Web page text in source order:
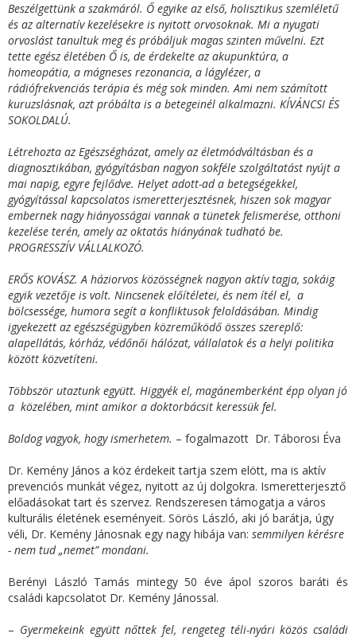
Beszélgettünk a szakmáról. Ő egyike az első, holisztikus szemléletű
és az alternatív kezelésekre is nyitott orvosoknak. Mi a nyugati
orvoslást tanultuk meg és próbáljuk magas szinten művelni. Ezt
tette egész életében Ő is, de érdekelte az akupunktúra, a
homeopátia, a mágneses rezonancia, a lágylézer, a
rádiófrekvenciás terápia és még sok minden. Ami nem számított
kuruzslásnak, azt próbálta is a betegeinél alkalmazni. KÍVÁNCSI ÉS
SOKOLDALÚ.
Létrehozta az Egészségházat, amely az életmódváltásban és a
diagnosztikában, gyógyításban nagyon sokféle szolgáltatást nyújt a
mai napig, egyre fejlődve. Helyet adott-ad a betegségekkel,
gyógyítással kapcsolatos ismeretterjesztésnek, hiszen sok magyar
embernek nagy hiányosságai vannak a tünetek felismerése, otthoni
kezelése terén, amely az oktatás hiányának tudható be.
PROGRESSZÍV VÁLLALKOZÓ.
ERŐS KOVÁSZ. A háziorvos közösségnek nagyon aktív tagja, sokáig
egyik vezetője is volt. Nincsenek előítéletei, és nem ítél el, a
bölcsessége, humora segít a konfliktusok feloldásában. Mindig
igyekezett az egészségügyben közreműködő összes szereplő:
alapellátás, kórház, védőnői hálózat, vállalatok és a helyi politika
között közvetíteni.
Többször utaztunk együtt. Higgyék el, magánemberként épp olyan jó
a közelében, mint amikor a doktorbácsit keressük fel.
Boldog vagyok, hogy ismerhetem. – fogalmazott Dr. Táborosi Éva
Dr. Kemény János a köz érdekeit tartja szem elött, ma is aktív
prevenciós munkát végez, nyitott az új dolgokra. Ismeretterjesztő
előadásokat tart és szervez. Rendszeresen támogatja a város
kulturális életének eseményeit. Sörös László, aki jó barátja, úgy
véli, Dr. Kemény Jánosnak egy nagy hibája van: semmilyen kérésre
- nem tud „nemet” mondani.
Berényi László Tamás mintegy 50 éve ápol szoros baráti és
családi kapcsolatot Dr. Kemény Jánossal.
– Gyermekeink együtt nőttek fel, rengeteg téli-nyári közös családi